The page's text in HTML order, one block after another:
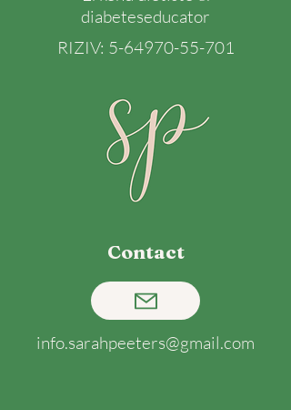
diabeteseducator
RIZIV: 5-64970-55-701
Contact
info.sarahpeeters@gmail.com